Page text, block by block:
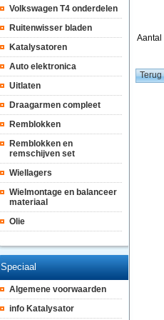
Volkswagen T4 onderdelen
Ruitenwisser bladen
Katalysatoren
Auto elektronica
Uitlaten
Draagarmen compleet
Remblokken
Remblokken en
remschijven set
Wiellagers
Wielmontage en balanceer
materiaal
Olie
Speciaal
Algemene voorwaarden
info Katalysator